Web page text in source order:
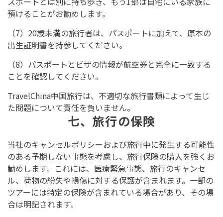
預けることがお勧めします。
（7）20歳未満の旅行者は、パスポートに加えて、原本の
出生証明書を持参してください。
（8）パスポートとビザの情報が航空券と完全に一致する
ことを確認してください。
TravelChina中国旅行は、不適切な旅行書類によって生じ
た問題について責任を負いません。
七、旅行の保険
当社のキャンセルポリシーおよび旅行中に発生する可能性
のある予期しない事態を考慮し、旅行保険の購入を強くお
勧めします。これには、医療緊急事態、旅行のキャンセ
ル、荷物の紛失や損傷に対する保護が含まれます。一部の
ツアーには特定の保険が含まれている場合があり、その場
合は明記されます。